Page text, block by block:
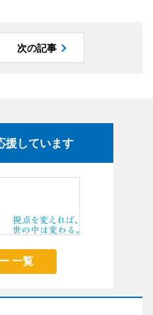
次の記事
援しています
一覧